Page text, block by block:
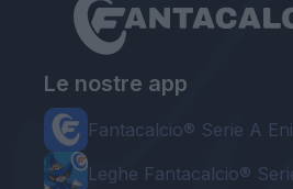
Le nostre app
Fantacalcio® Serie A
Leghe Fantacalcio®